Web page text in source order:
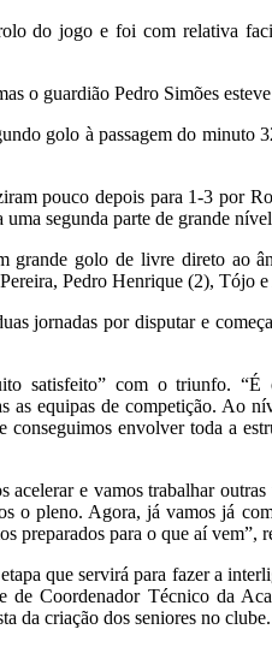
do jogo e foi com relativa
o guardião Pedro Simões
golo à passagem do minuto
pouco depois para 1-3 por
segunda parte de grande
grande golo de livre direto ao
Pedro Henrique (2), Tójo
jornadas por disputar e
satisfeito” com o triunfo.
as equipas de competição. Ao
envolver toda a
e vamos trabalhar
o pleno. Agora, já vamos já
preparados para o que aí vem”,
que servirá para fazer a
Coordenador Técnico da
da criação dos seniores no clube.